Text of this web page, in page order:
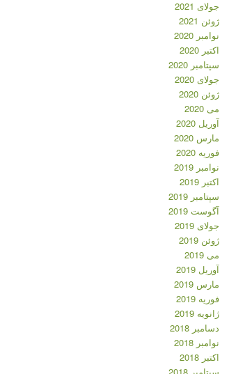
جولای 2021
ژوئن 2021
نوامبر 2020
اکتبر 2020
سپتامبر 2020
جولای 2020
ژوئن 2020
می 2020
آوریل 2020
مارس 2020
فوریه 2020
نوامبر 2019
اکتبر 2019
سپتامبر 2019
آگوست 2019
جولای 2019
ژوئن 2019
می 2019
آوریل 2019
مارس 2019
فوریه 2019
ژانویه 2019
دسامبر 2018
نوامبر 2018
اکتبر 2018